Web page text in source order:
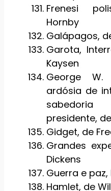
Frenesi
Hornby
Galápagos,
Garota,
Kaysen
George W.
ardósia de
presidente,
Gidget, de
Grandes
Dickens
Guerra e
Hamlet, de